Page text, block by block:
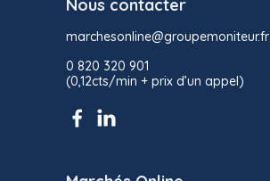
Nous contacter
marchesonline@groupemoniteur.fr
0 820 320 901
(0,12cts/min + prix d’un appel)